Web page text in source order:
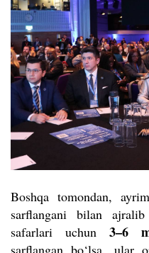
Boshqa tomondan,
sarflangani bilan
safarlari uchun 3–6
sarflangan bo‘lsa, ular